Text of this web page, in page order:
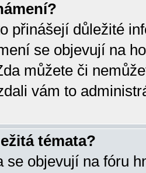
přinášejí důležité
se objevují na
můžete či
vám to
témata?
se objevují na fóru